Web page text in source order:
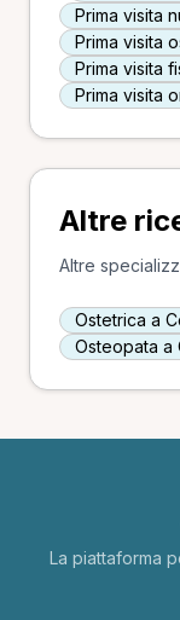
Prima visita
Prima visita
Prima visita
Prima visita
Altre
Altre
Ostetrica a
Osteopata a
La piattaforma